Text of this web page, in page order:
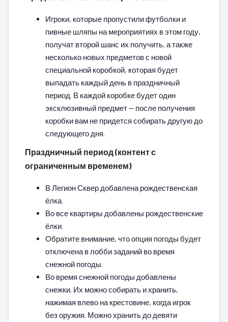
Игроки, которые пропустили футболки и
пивные шляпы на мероприятиях в этом году,
получат второй шанс их получить, а также
несколько новых предметов с новой
специальной коробкой, которая будет
выпадать каждый день в праздничный
период. В каждой коробке будет один
эксклюзивный предмет — после получения
коробки вам не придется собирать другую до
следующего дня.
Праздничный период (контент с
ограниченным временем)
В Легион Сквер добавлена рождественская
ёлка.
Во все квартиры добавлены рождественские
ёлки.
Обратите внимание, что опция погоды будет
отключена в лобби заданий во время
снежной погоды.
Во время снежной погоды добавлены
снежки. Их можно собирать и хранить,
нажимая влево на крестовине, когда игрок
без оружия. Можно хранить до девяти